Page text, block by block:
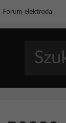
Forum elektroda